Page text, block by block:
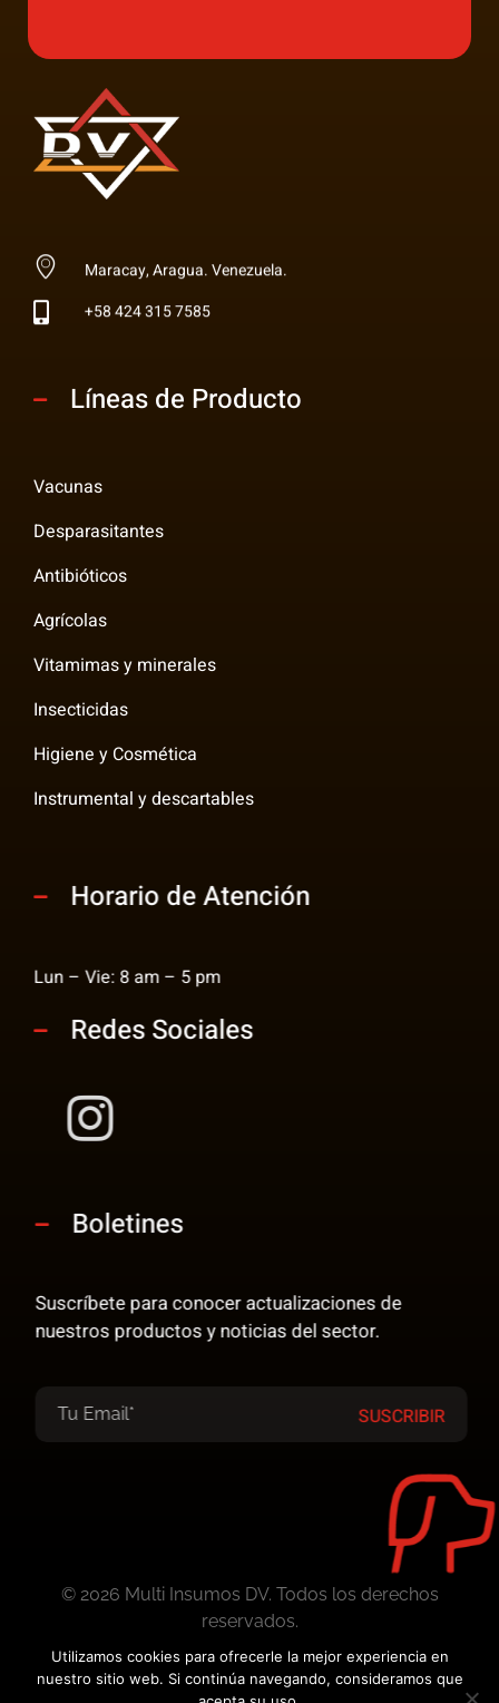
Maracay, Aragua. Venezuela.
+58 424 315 7585
Líneas de Producto
Vacunas
Desparasitantes
Antibióticos
Agrícolas
Vitamimas y minerales
Insecticidas
Higiene y Cosmética
Instrumental y descartables
Horario de Atención
Lun – Vie: 8 am – 5 pm
Redes Sociales
Boletines
Suscríbete para conocer actualizaciones de
nuestros productos y noticias del sector.
© 2026 Multi Insumos DV. Todos los derechos
reservados.
Desarrollado por:
Utilizamos cookies para ofrecerle la mejor experiencia en
nuestro sitio web. Si continúa navegando, consideramos que